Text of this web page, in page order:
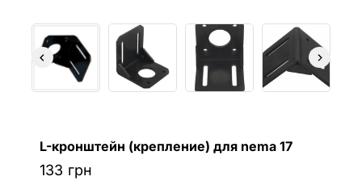
L-кронштейн (крепление) для nema 17
133 грн